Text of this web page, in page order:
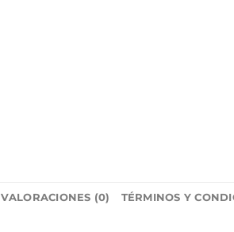
VALORACIONES (0) TÉRMINOS Y